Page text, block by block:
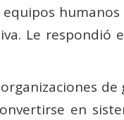
Le respondió
de
en